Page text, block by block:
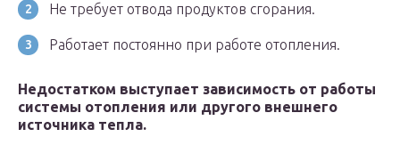
Не требует отвода продуктов сгорания.
Работает постоянно при работе отопления.
Недостатком выступает зависимость от работы
системы отопления или другого внешнего
источника тепла.